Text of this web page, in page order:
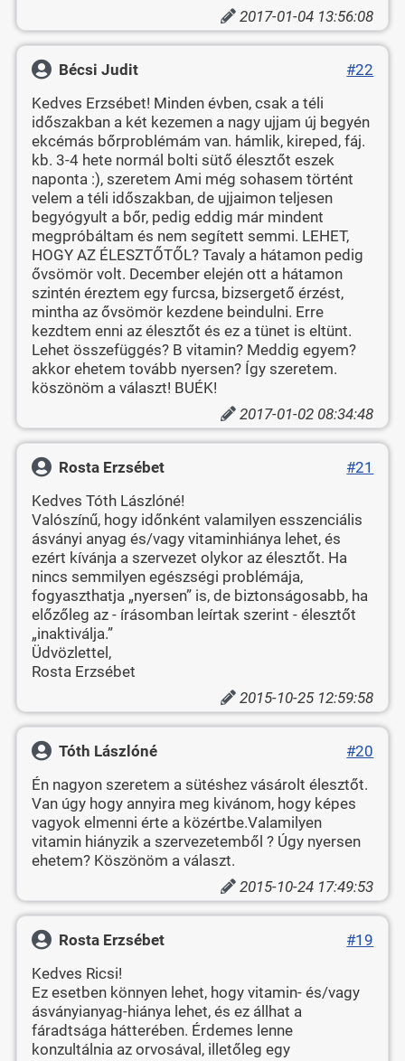
2017-01-04 13:56:08
Bécsi Judit
#22
Kedves Erzsébet! Minden évben, csak a téli
időszakban a két kezemen a nagy ujjam új begyén
ekcémás bőrproblémám van. hámlik, kireped, fáj.
kb. 3-4 hete normál bolti sütő élesztőt eszek
naponta :), szeretem Ami még sohasem történt
velem a téli időszakban, de ujjaimon teljesen
begyógyult a bőr, pedig eddig már mindent
megpróbáltam és nem segített semmi. LEHET,
HOGY AZ ÉLESZTŐTŐL? Tavaly a hátamon pedig
ővsömör volt. December elején ott a hátamon
szintén éreztem egy furcsa, bizsergető érzést,
mintha az ővsömör kezdene beindulni. Erre
kezdtem enni az élesztőt és ez a tünet is eltünt.
Lehet összefüggés? B vitamin? Meddig egyem?
akkor ehetem tovább nyersen? Így szeretem.
köszönöm a választ! BUÉK!
2017-01-02 08:34:48
Rosta Erzsébet
#21
Kedves Tóth Lászlóné!
Valószínű, hogy időnként valamilyen esszenciális
ásványi anyag és/vagy vitaminhiánya lehet, és
ezért kívánja a szervezet olykor az élesztőt. Ha
nincs semmilyen egészségi problémája,
fogyaszthatja „nyersen” is, de biztonságosabb, ha
előzőleg az - írásomban leírtak szerint - élesztőt
„inaktiválja.”
Üdvözlettel,
Rosta Erzsébet
2015-10-25 12:59:58
Tóth Lászlóné
#20
Én nagyon szeretem a sütéshez vásárolt élesztőt.
Van úgy hogy annyira meg kivánom, hogy képes
vagyok elmenni érte a közértbe.Valamilyen
vitamin hiányzik a szervezetemből ? Úgy nyersen
ehetem? Köszönöm a választ.
2015-10-24 17:49:53
Rosta Erzsébet
#19
Kedves Ricsi!
Ez esetben könnyen lehet, hogy vitamin- és/vagy
ásványianyag-hiánya lehet, és ez állhat a
fáradtsága hátterében. Érdemes lenne
konzultálnia az orvosával, illetőleg egy